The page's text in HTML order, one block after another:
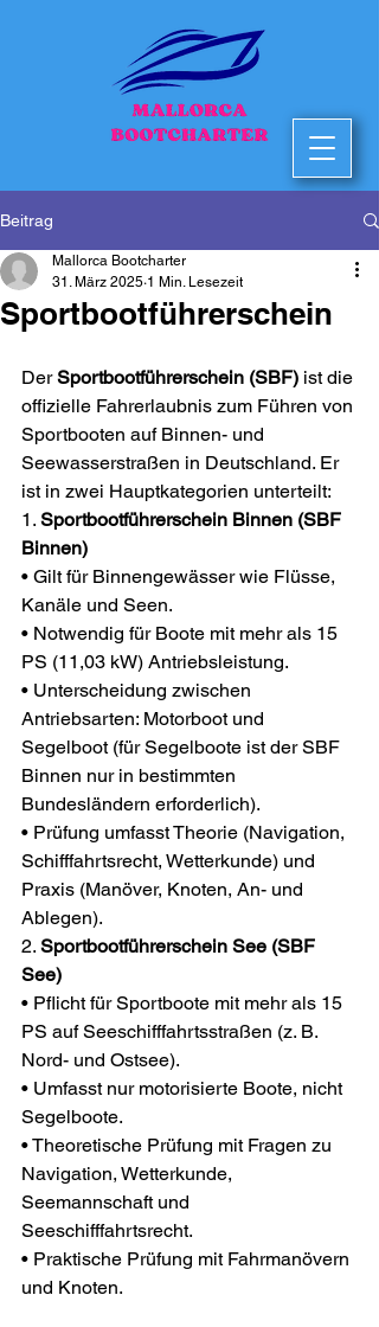
Beitrag
Sportbootführerschein
Mallorca Bootcharter
31. März 2025 1 Min. Lesezeit
Der Sportbootführerschein (SBF) ist die
offizielle Fahrerlaubnis zum Führen von
Sportbooten auf Binnen- und
Seewasserstraßen in Deutschland. Er
ist in zwei Hauptkategorien unterteilt:
1. Sportbootführerschein Binnen (SBF
Binnen)
• Gilt für Binnengewässer wie Flüsse,
Kanäle und Seen.
• Notwendig für Boote mit mehr als 15
PS (11,03 kW) Antriebsleistung.
• Unterscheidung zwischen
Antriebsarten: Motorboot und
Segelboot (für Segelboote ist der SBF
Binnen nur in bestimmten
Bundesländern erforderlich).
• Prüfung umfasst Theorie (Navigation,
Schifffahrtsrecht, Wetterkunde) und
Praxis (Manöver, Knoten, An- und
Ablegen).
2. Sportbootführerschein See (SBF
See)
• Pflicht für Sportboote mit mehr als 15
PS auf Seeschifffahrtsstraßen (z. B.
Nord- und Ostsee).
• Umfasst nur motorisierte Boote, nicht
Segelboote.
• Theoretische Prüfung mit Fragen zu
Navigation, Wetterkunde,
Seemannschaft und
Seeschifffahrtsrecht.
• Praktische Prüfung mit Fahrmanövern
und Knoten.